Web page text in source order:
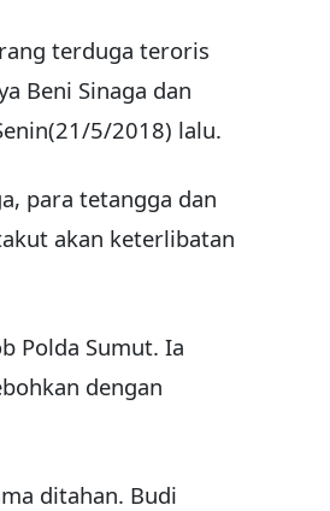
terduga teroris
Beni Sinaga dan
5/2018) lalu.
para tetangga dan
akan keterlibatan
Polda Sumut. Ia
dengan
ditahan. Budi